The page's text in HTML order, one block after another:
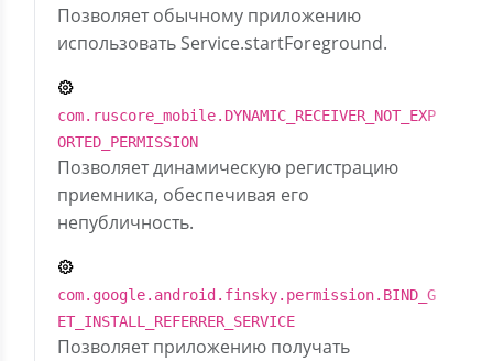
Позволяет обычному приложению
использовать Service.startForeground.
com.ruscore_mobile.DYNAMIC_RECEIVER_NOT_EXP
ORTED_PERMISSION
Позволяет динамическую регистрацию
приемника, обеспечивая его
непубличность.
com.google.android.finsky.permission.BIND_G
ET_INSTALL_REFERRER_SERVICE
Позволяет приложению получать